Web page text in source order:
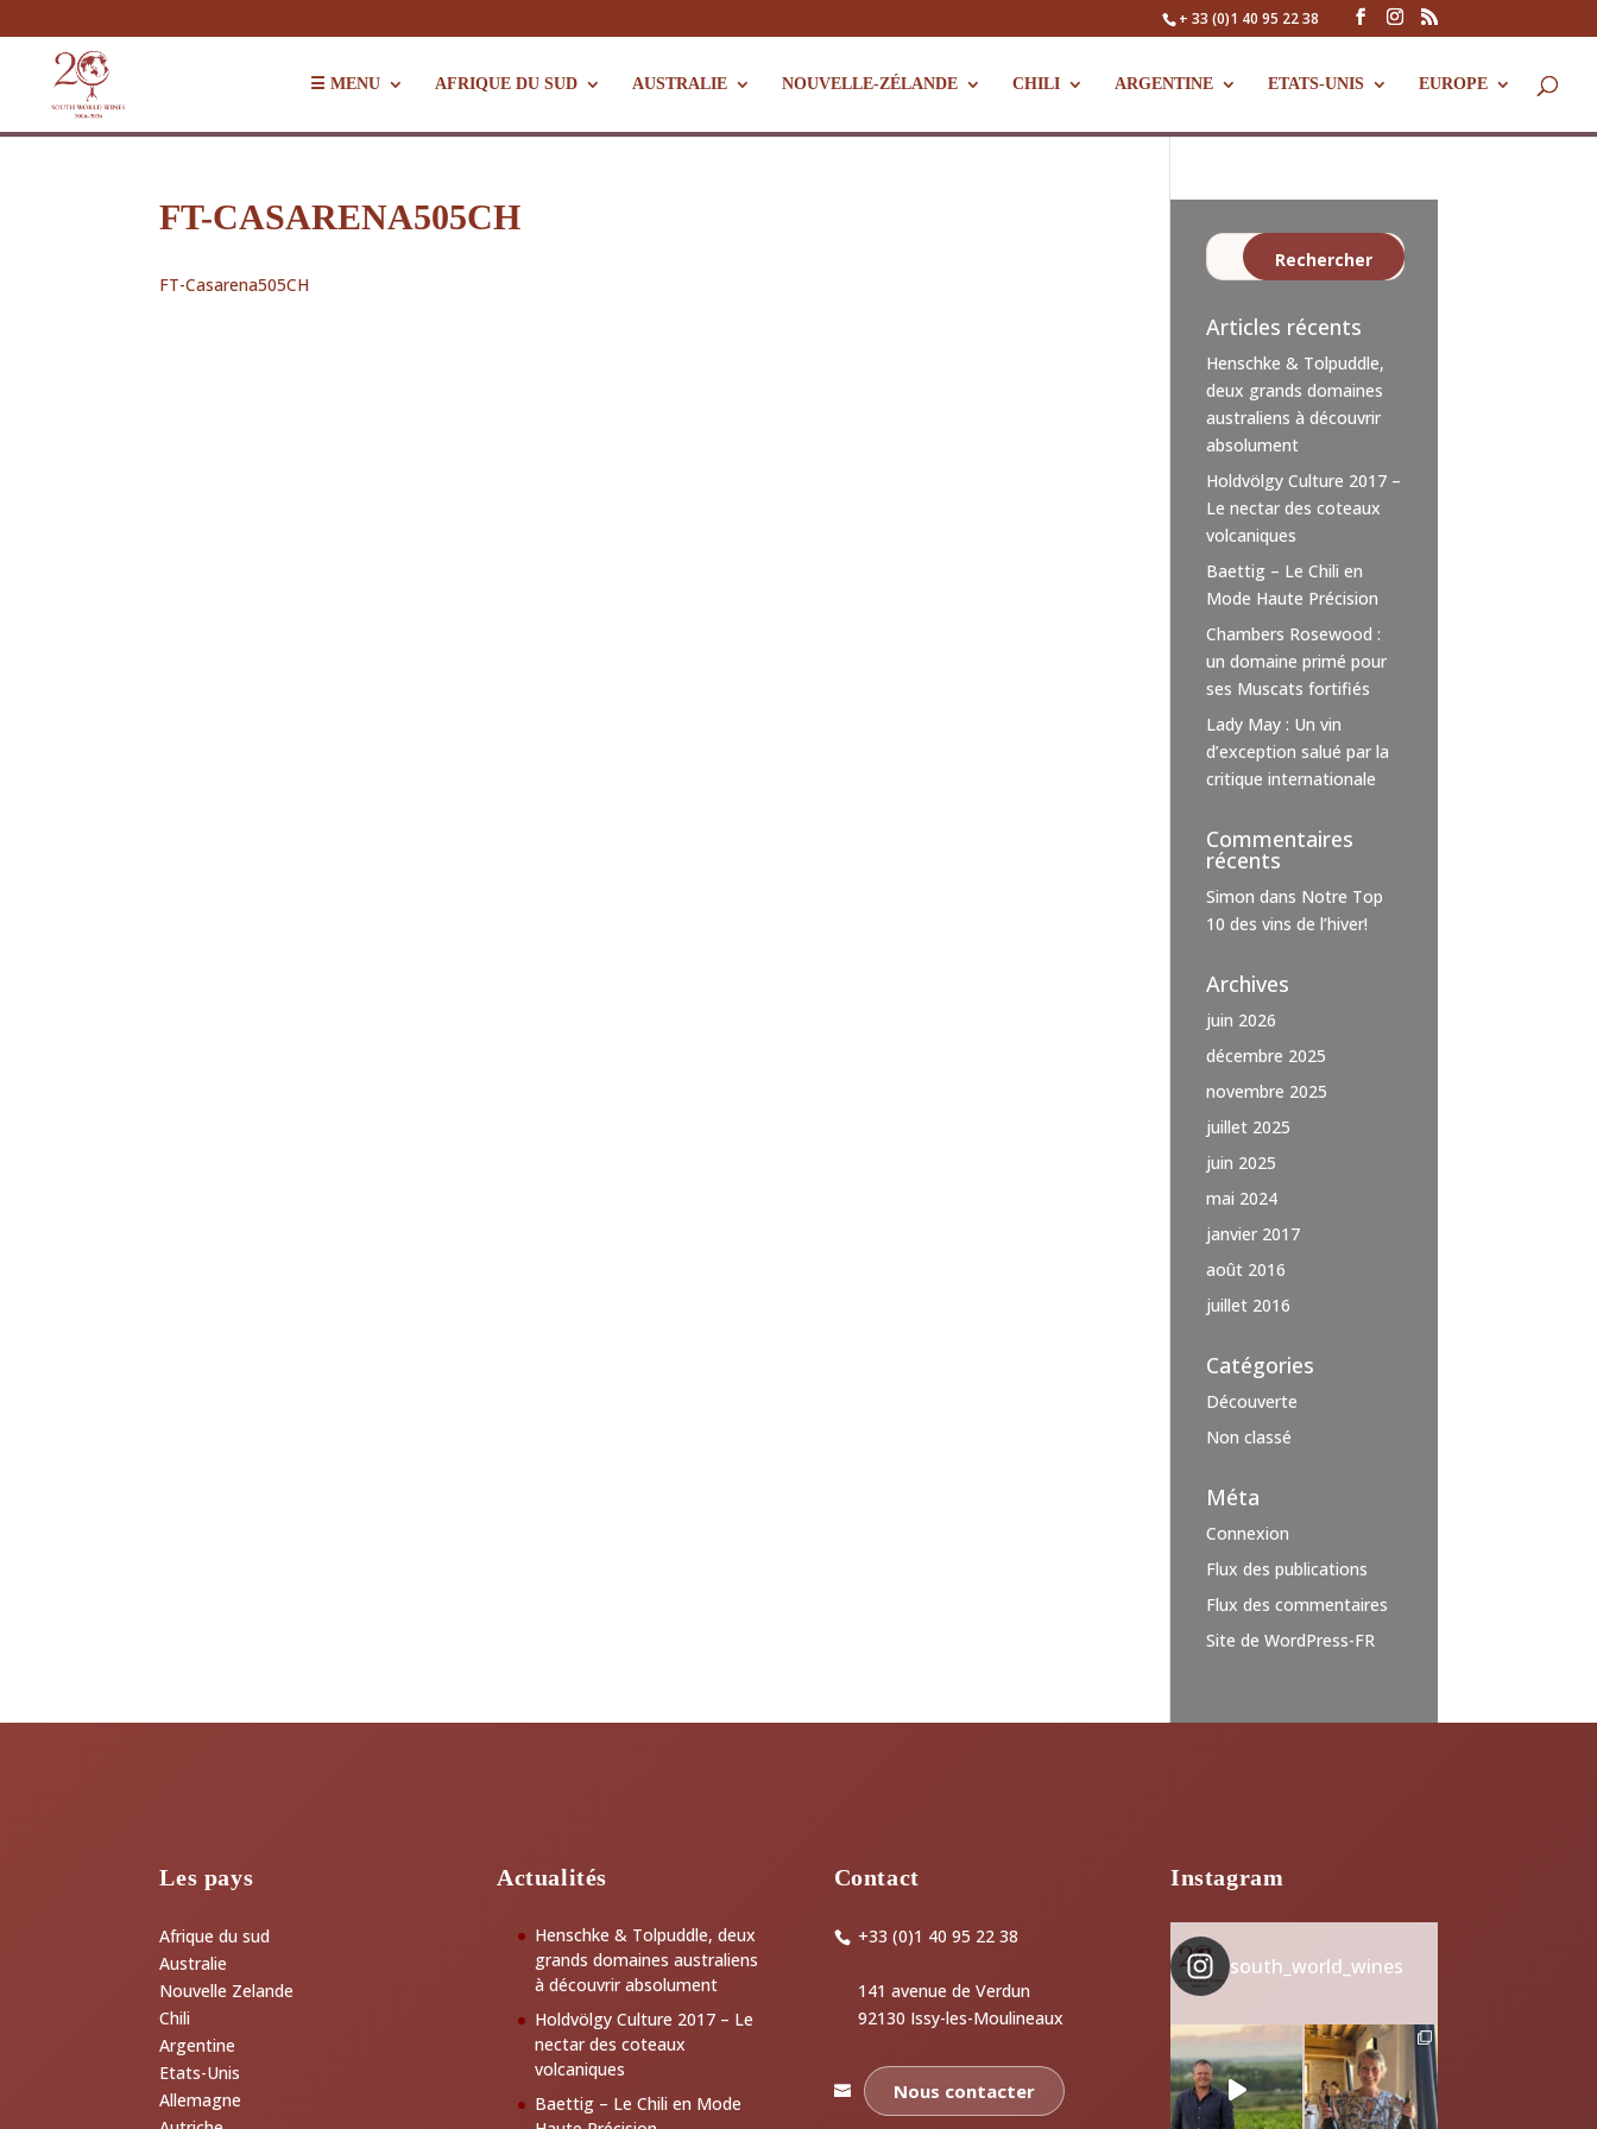
+ 33 (0)1 40 95 22 38
☰ MENU AFRIQUE DU SUD AUSTRALIE NOUVELLE-ZÉLANDE CHILI ARGENTINE ETATS-UNIS EUROPE
FT-CASARENA505CH
FT-Casarena505CH
Articles récents
Henschke & Tolpuddle,
deux grands domaines
australiens à découvrir
absolument
Holdvölgy Culture 2017 –
Le nectar des coteaux
volcaniques
Baettig – Le Chili en
Mode Haute Précision
Chambers Rosewood :
un domaine primé pour
ses Muscats fortifiés
Lady May : Un vin
d’exception salué par la
critique internationale
Commentaires
récents
Simon dans Notre Top
10 des vins de l’hiver!
Archives
juin 2026
décembre 2025
novembre 2025
juillet 2025
juin 2025
mai 2024
janvier 2017
août 2016
juillet 2016
Catégories
Découverte
Non classé
Méta
Connexion
Flux des publications
Flux des commentaires
Site de WordPress-FR
Les pays
Afrique du sud
Australie
Nouvelle Zelande
Chili
Argentine
Etats-Unis
Allemagne
Actualités
Henschke & Tolpuddle, deux
grands domaines australiens
à découvrir absolument
Holdvölgy Culture 2017 – Le
nectar des coteaux
volcaniques
Baettig – Le Chili en Mode
Contact
+33 (0)1 40 95 22 38
141 avenue de Verdun
92130 Issy-les-Moulineaux
Nous contacter
Instagram
south_world_wines